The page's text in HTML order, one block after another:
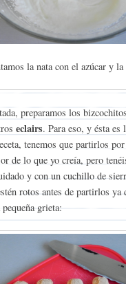
la nata con el azúcar y
preparamos los
eclairs. Para eso, y ésta es
tenemos que partirlos
de lo que yo creía, pero
y con un cuchillo de
rotos antes de partirlos ya
grieta: